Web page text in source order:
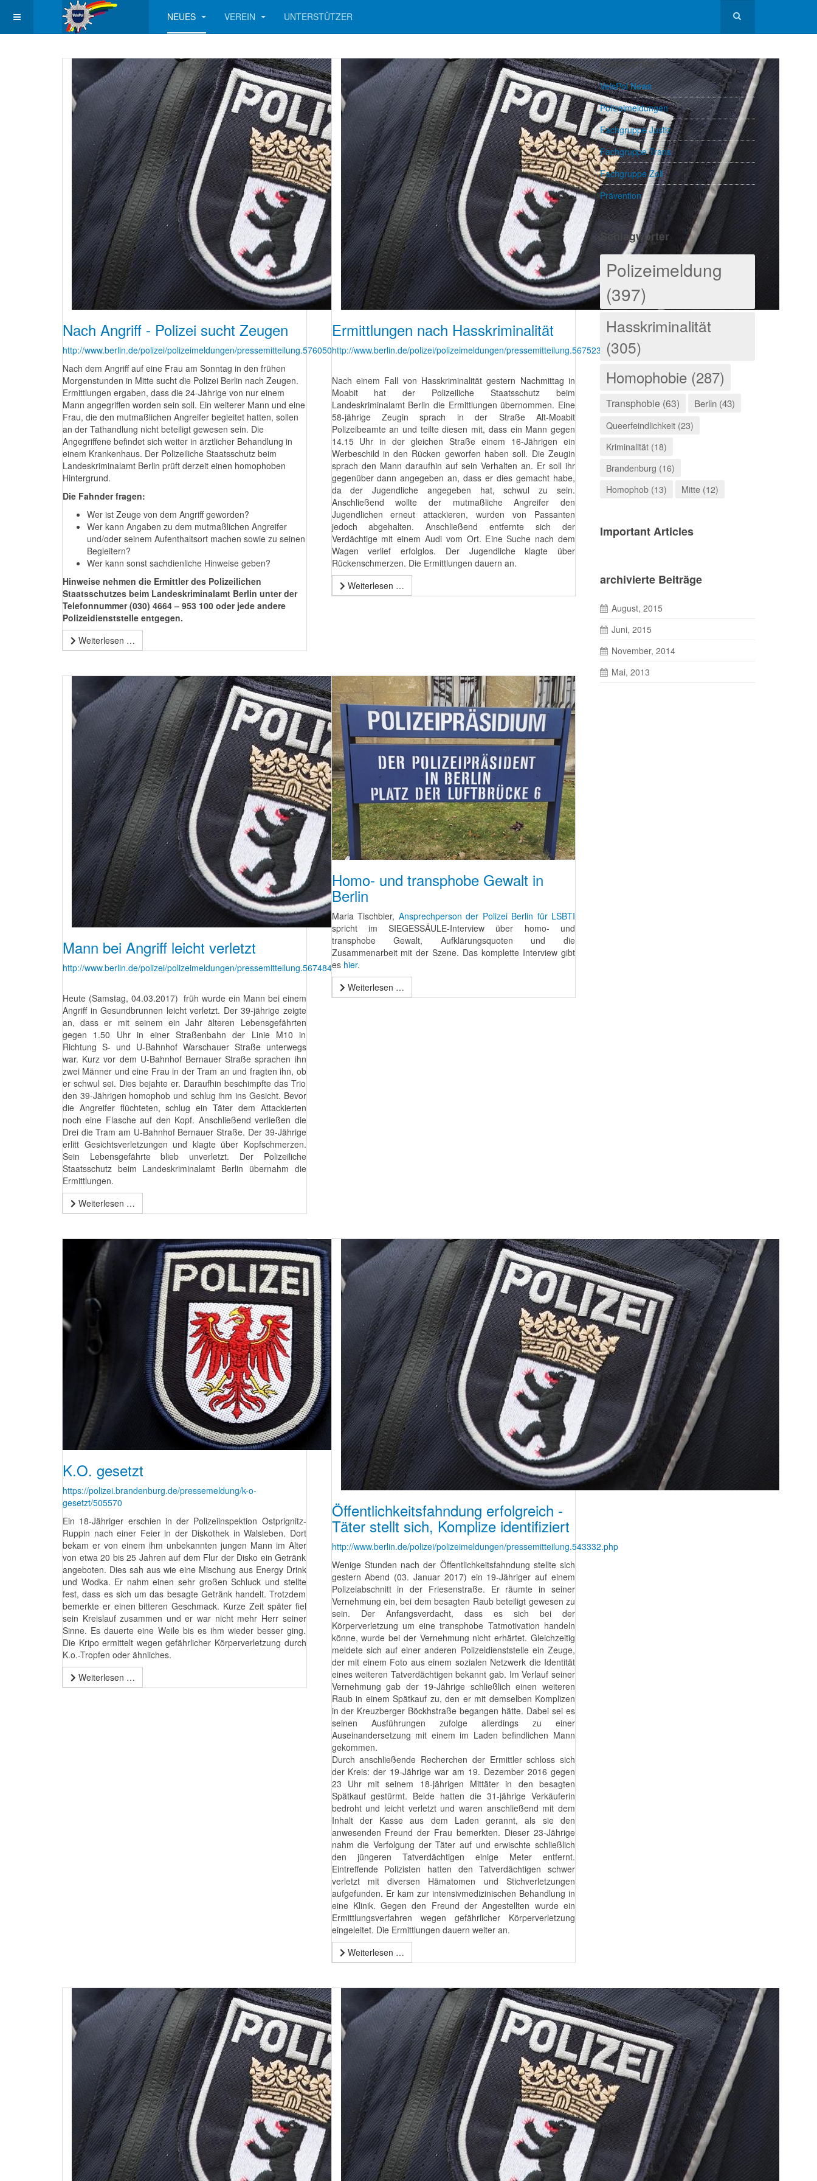
NEUES VEREIN UNTERSTÜTZER
Nach Angriff - Polizei sucht Zeugen
http://www.berlin.de/polizei/polizeimeldungen/pressemitteilung.576050.php
Nach dem Angriff auf eine Frau am Sonntag in den frühen
Morgenstunden in Mitte sucht die Polizei Berlin nach Zeugen.
Ermittlungen ergaben, dass die 24-Jährige von nur einem
Mann angegriffen worden sein soll. Ein weiterer Mann und eine
Frau, die den mutmaßlichen Angreifer begleitet hatten, sollen
an der Tathandlung nicht beteiligt gewesen sein. Die
Angegriffene befindet sich weiter in ärztlicher Behandlung in
einem Krankenhaus. Der Polizeiliche Staatsschutz beim
Landeskriminalamt Berlin prüft derzeit einen homophoben
Hintergrund.
Die Fahnder fragen:
Wer ist Zeuge von dem Angriff geworden?
Wer kann Angaben zu dem mutmaßlichen Angreifer
und/oder seinem Aufenthaltsort machen sowie zu seinen
Begleitern?
Wer kann sonst sachdienliche Hinweise geben?
Hinweise nehmen die Ermittler des Polizeilichen
Staatsschutzes beim Landeskriminalamt Berlin unter der
Telefonnummer (030) 4664 – 953 100 oder jede andere
Polizeidienststelle entgegen.
Weiterlesen …
Ermittlungen nach Hasskriminalität
http://www.berlin.de/polizei/polizeimeldungen/pressemitteilung.567523.php
Nach einem Fall von Hasskriminalität gestern Nachmittag in
Moabit hat der Polizeiliche Staatsschutz beim
Landeskriminalamt Berlin die Ermittlungen übernommen. Eine
58-jährige Zeugin sprach in der Straße Alt-Moabit
Polizeibeamte an und teilte diesen mit, dass ein Mann gegen
14.15 Uhr in der gleichen Straße einem 16-Jährigen ein
Werbeschild in den Rücken geworfen haben soll. Die Zeugin
sprach den Mann daraufhin auf sein Verhalten an. Er soll ihr
gegenüber dann angegeben an, dass er dies gemacht habe,
da der Jugendliche angegeben hat, schwul zu sein.
Anschließend wollte der mutmaßliche Angreifer den
Jugendlichen erneut attackieren, wurden von Passanten
jedoch abgehalten. Anschließend entfernte sich der
Verdächtige mit einem Audi vom Ort. Eine Suche nach dem
Wagen verlief erfolglos. Der Jugendliche klagte über
Rückenschmerzen. Die Ermittlungen dauern an.
Weiterlesen …
Mann bei Angriff leicht verletzt
http://www.berlin.de/polizei/polizeimeldungen/pressemitteilung.567484.php
Heute (Samstag, 04.03.2017) früh wurde ein Mann bei einem
Angriff in Gesundbrunnen leicht verletzt. Der 39-jährige zeigte
an, dass er mit seinem ein Jahr älteren Lebensgefährten
gegen 1.50 Uhr in einer Straßenbahn der Linie M10 in
Richtung S- und U-Bahnhof Warschauer Straße unterwegs
war. Kurz vor dem U-Bahnhof Bernauer Straße sprachen ihn
zwei Männer und eine Frau in der Tram an und fragten ihn, ob
er schwul sei. Dies bejahte er. Daraufhin beschimpfte das Trio
den 39-Jährigen homophob und schlug ihm ins Gesicht. Bevor
die Angreifer flüchteten, schlug ein Täter dem Attackierten
noch eine Flasche auf den Kopf. Anschließend verließen die
Drei die Tram am U-Bahnhof Bernauer Straße. Der 39-Jährige
erlitt Gesichtsverletzungen und klagte über Kopfschmerzen.
Sein Lebensgefährte blieb unverletzt. Der Polizeiliche
Staatsschutz beim Landeskriminalamt Berlin übernahm die
Ermittlungen.
Weiterlesen …
Homo- und transphobe Gewalt in
Berlin
Maria Tischbier, Ansprechperson der Polizei Berlin für LSBTI
spricht im SIEGESSÄULE-Interview über homo- und
transphobe Gewalt, Aufklärungsquoten und die
Zusammenarbeit mit der Szene. Das komplette Interview gibt
es hier.
Weiterlesen …
K.O. gesetzt
https://polizei.brandenburg.de/pressemeldung/k-o-
gesetzt/505570
Ein 18-Jähriger erschien in der Polizeiinspektion Ostprignitz-
Ruppin nach einer Feier in der Diskothek in Walsleben. Dort
bekam er von einem ihm unbekannten jungen Mann im Alter
von etwa 20 bis 25 Jahren auf dem Flur der Disko ein Getränk
angeboten. Dies sah aus wie eine Mischung aus Energy Drink
und Wodka. Er nahm einen sehr großen Schluck und stellte
fest, dass es sich um das besagte Getränk handelt. Trotzdem
bemerkte er einen bitteren Geschmack. Kurze Zeit später fiel
sein Kreislauf zusammen und er war nicht mehr Herr seiner
Sinne. Es dauerte eine Weile bis es ihm wieder besser ging.
Die Kripo ermittelt wegen gefährlicher Körperverletzung durch
K.o.-Tropfen oder ähnliches.
Weiterlesen …
Öffentlichkeitsfahndung erfolgreich -
Täter stellt sich, Komplize identifiziert
http://www.berlin.de/polizei/polizeimeldungen/pressemitteilung.543332.php
Wenige Stunden nach der Öffentlichkeitsfahndung stellte sich
gestern Abend (03. Januar 2017) ein 19-Jähriger auf einem
Polizeiabschnitt in der Friesenstraße. Er räumte in seiner
Vernehmung ein, bei dem besagten Raub beteiligt gewesen zu
sein. Der Anfangsverdacht, dass es sich bei der
Körperverletzung um eine transphobe Tatmotivation handeln
könne, wurde bei der Vernehmung nicht erhärtet. Gleichzeitig
meldete sich auf einer anderen Polizeidienststelle ein Zeuge,
der mit einem Foto aus einem sozialen Netzwerk die Identität
eines weiteren Tatverdächtigen bekannt gab. Im Verlauf seiner
Vernehmung gab der 19-Jährige schließlich einen weiteren
Raub in einem Spätkauf zu, den er mit demselben Komplizen
in der Kreuzberger Böckhstraße begangen hätte. Dabei sei es
seinen Ausführungen zufolge allerdings zu einer
Auseinandersetzung mit einem im Laden befindlichen Mann
gekommen.
Durch anschließende Recherchen der Ermittler schloss sich
der Kreis: der 19-Jährige war am 19. Dezember 2016 gegen
23 Uhr mit seinem 18-jährigen Mittäter in den besagten
Spätkauf gestürmt. Beide hatten die 31-jährige Verkäuferin
bedroht und leicht verletzt und waren anschließend mit dem
Inhalt der Kasse aus dem Laden gerannt, als sie den
anwesenden Freund der Frau bemerkten. Dieser 23-Jährige
nahm die Verfolgung der Täter auf und erwischte schließlich
den jüngeren Tatverdächtigen einige Meter entfernt.
Eintreffende Polizisten hatten den Tatverdächtigen schwer
verletzt mit diversen Hämatomen und Stichverletzungen
aufgefunden. Er kam zur intensivmedizinischen Behandlung in
eine Klinik. Gegen den Freund der Angestellten wurde ein
Ermittlungsverfahren wegen gefährlicher Körperverletzung
eingeleitet. Die Ermittlungen dauern weiter an.
Weiterlesen …
Kategorien
VelsPol News
Polizeimeldungen
Fachgruppe Justiz
Fachgruppe Trans
Fachgruppe Zoll
Prävention
Schlagwörter
Polizeimeldung
(397)
Hasskriminalität
(305)
Homophobie (287)
Transphobie (63)
Berlin (43)
Queerfeindlichkeit (23)
Kriminalität (18)
Brandenburg (16)
Homophob (13)
Mitte (12)
Important Articles
archivierte Beiträge
August, 2015
Juni, 2015
November, 2014
Mai, 2013